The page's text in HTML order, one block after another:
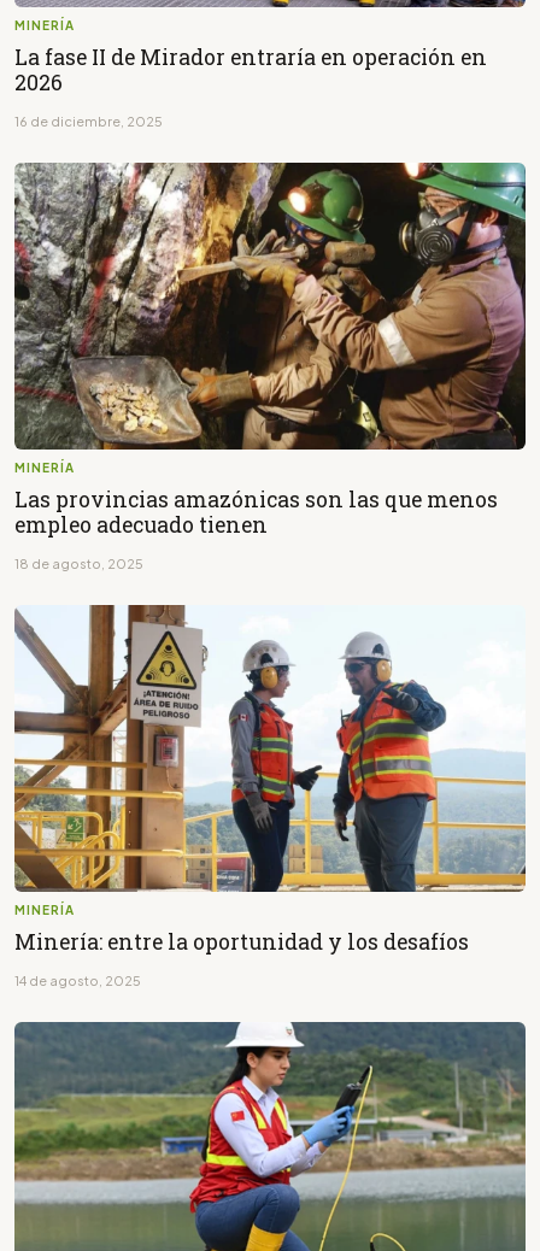
MINERÍA
La fase II de Mirador entraría en operación en
2026
16 de diciembre, 2025
MINERÍA
Las provincias amazónicas son las que menos
empleo adecuado tienen
18 de agosto, 2025
MINERÍA
Minería: entre la oportunidad y los desafíos
14 de agosto, 2025